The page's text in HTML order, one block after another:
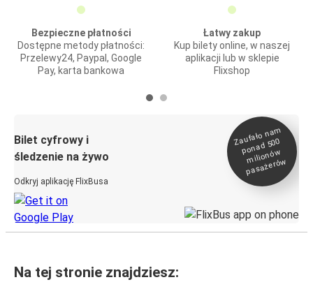
Bezpieczne płatności
Dostępne metody płatności:
Przelewy24, Paypal, Google
Pay, karta bankowa
Łatwy zakup
Kup bilety online, w naszej
aplikacji lub w sklepie
Flixshop
Bilet cyfrowy i
śledzenie na żywo
Odkryj aplikację FlixBusa
Zaufało na
m
ponad 500
milionó
w
pasażeró
w
Na tej stronie znajdziesz: